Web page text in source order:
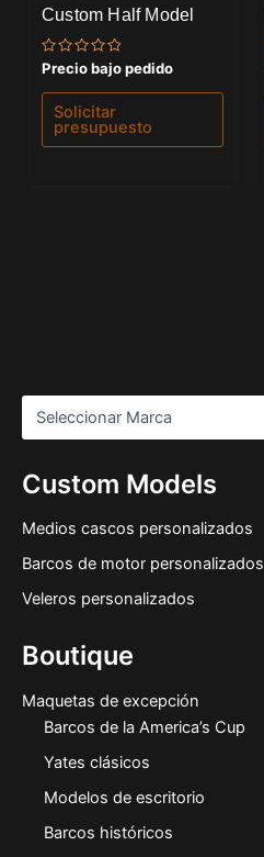
Custom Models
Medios cascos personalizados
Barcos de motor personalizados
Veleros personalizados
Boutique
Maquetas de excepción
Barcos de la America’s Cup
Yates clásicos
Modelos de escritorio
Barcos históricos
Custom Half Model
Valorado
con
0
de
Precio bajo pedido
Solicitar
presupuesto